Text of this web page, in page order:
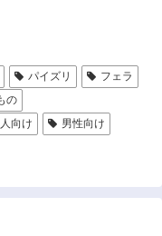
パイズリ
フェラ
の
向け 男性向け